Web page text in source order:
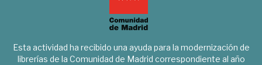
Esta actividad ha recibido una ayuda para la modernización de
librerías de la Comunidad de Madrid correspondiente al año